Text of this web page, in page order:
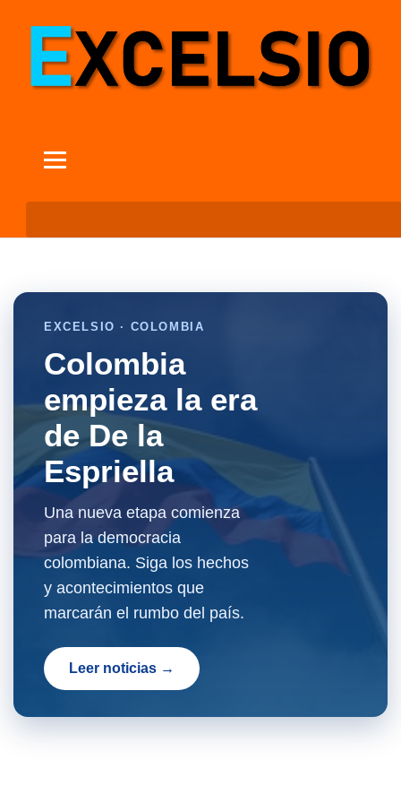
EXCELSIO · COLOMBIA
Colombia
empieza la era
de De la
Espriella
Una nueva etapa comienza
para la democracia
colombiana. Siga los hechos
y acontecimientos que
marcarán el rumbo del país.
Leer noticias →